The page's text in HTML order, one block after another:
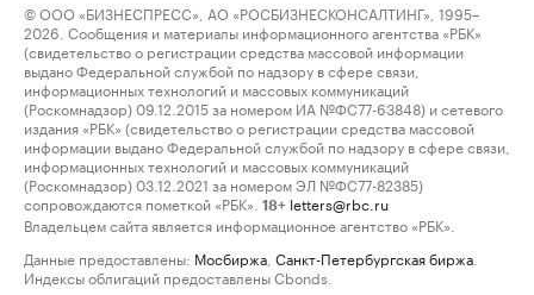
© ООО «БИЗНЕСПРЕСС», АО «РОСБИЗНЕСКОНСАЛТИНГ», 1995–
2026. Сообщения и материалы информационного агентства «РБК»
(свидетельство о регистрации средства массовой информации
выдано Федеральной службой по надзору в сфере связи,
информационных технологий и массовых коммуникаций
(Роскомнадзор) 09.12.2015 за номером ИА №ФС77-63848) и сетевого
издания «РБК» (свидетельство о регистрации средства массовой
информации выдано Федеральной службой по надзору в сфере связи,
информационных технологий и массовых коммуникаций
(Роскомнадзор) 03.12.2021 за номером ЭЛ №ФС77-82385)
сопровождаются пометкой «РБК».
18+ letters@rbc.ru
Владельцем сайта является информационное агентство «РБК».
Данные предоставлены: Мосбиржа Санкт-Петербургская биржа
Индексы облигаций предоставлены Cbonds.